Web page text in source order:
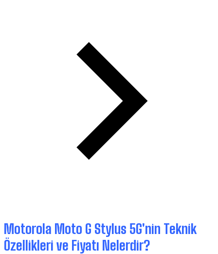
Motorola Moto G Stylus 5G'nin Teknik
Özellikleri ve Fiyatı Nelerdir?